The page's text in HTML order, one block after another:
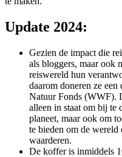
Update 2024:
Gezien de impact die
als bloggers, maar ook
reiswereld hun
daarom doneren ze
Natuur Fonds (WWF).
alleen in staat om bij te
planeet, maar ook om
te bieden om de wereld
waarderen.
De koffer is inmiddels